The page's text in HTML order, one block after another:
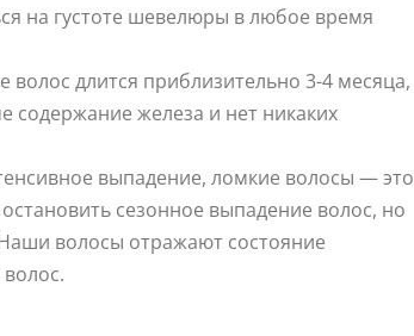
на густоте шевелюры в любое время
длится приблизительно 3-4 месяца,
содержание железа и нет никаких
выпадение, ломкие волосы — это
сезонное выпадение волос, но
волосы отражают состояние